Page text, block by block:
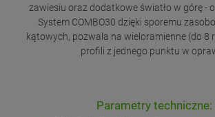
zawiesiu oraz dodatkowe światło w górę -
System COMBO30 dzięki sporemu
kątowych, pozwala na wieloramienne (do 8
profili z jednego punktu w
Parametry techniczne: